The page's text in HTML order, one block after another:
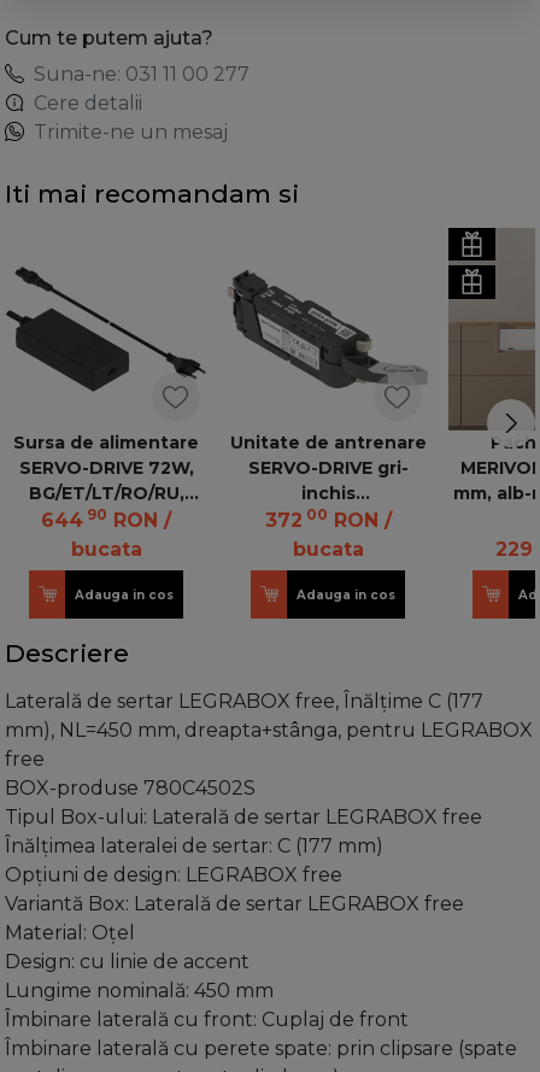
Cum te putem ajuta?
Suna-ne: 031 11 00 277
Cere detalii
Trimite-ne un mesaj
Iti mai recomandam si
Sursa de alimentare
SERVO-DRIVE 72W,
BG/ET/LT/RO/RU,
negru ( cu cablu
retea C)
644 90 RON /
bucata
Adauga in cos
Unitate de antrenare
SERVO-DRIVE gri-
inchis
Z10A3000.04ANTR-
EH 20 TGR
372 00 RON /
bucata
Adauga in cos
mm, alb-
229
Descriere
Laterală de sertar LEGRABOX free, Înălţime C (177
mm), NL=450 mm, dreapta+stânga, pentru LEGRABOX
free
BOX-produse 780C4502S
Tipul Box-ului: Laterală de sertar LEGRABOX free
Înălţimea lateralei de sertar: C (177 mm)
Opţiuni de design: LEGRABOX free
Variantă Box: Laterală de sertar LEGRABOX free
Material: Oţel
Design: cu linie de accent
Lungime nominală: 450 mm
Îmbinare laterală cu front: Cuplaj de front
Îmbinare laterală cu perete spate: prin clipsare (spate